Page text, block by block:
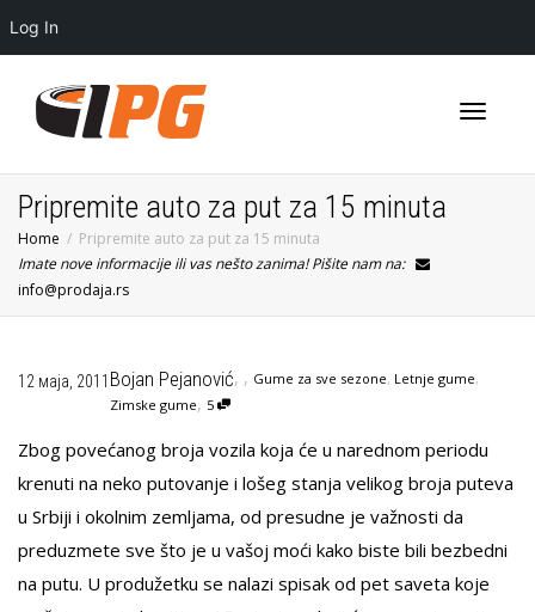
Log In
Pripremite auto za put za 15 minuta
Home
Pripremite auto za put za 15 minuta
Imate nove informacije ili vas nešto zanima! Pišite nam na:
info@prodaja.rs
Bojan Pejanović,
12 маја, 2011 , Gume za sve sezone, Letnje gume,
Zimske gume, 5
Zbog povećanog broja vozila koja će u narednom periodu
krenuti na neko putovanje i lošeg stanja velikog broja puteva
u Srbiji i okolnim zemljama, od presudne je važnosti da
preduzmete sve što je u vašoj moći kako biste bili bezbedni
na putu. U produžetku se nalazi spisak od pet saveta koje